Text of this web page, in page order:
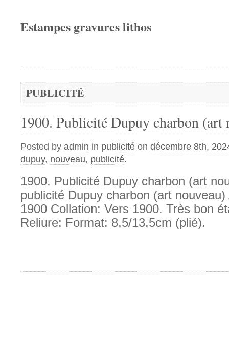
Estampes gravures lithos
PUBLICITÉ
1900. Publicité Dupuy charbon (art
Posted by admin in publicité on décembre 8th,
dupuy, nouveau, publicité.
1900. Publicité Dupuy charbon (art
publicité Dupuy charbon (art
1900 Collation: Vers 1900. Très bon
Reliure: Format: 8,5/13,5cm (plié).